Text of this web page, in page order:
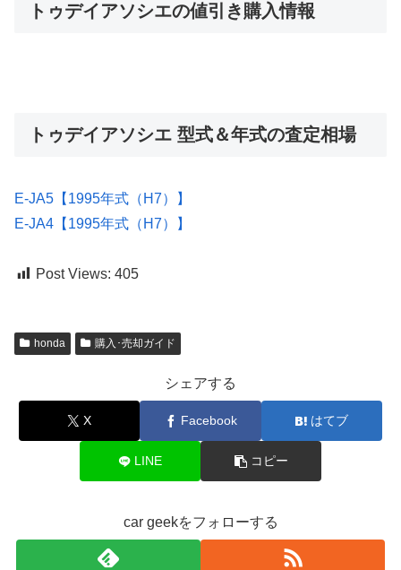
トゥデイアソシエの値引き購入情報
トゥデイアソシエ 型式＆年式の査定相場
E-JA5【1995年式（H7）】
E-JA4【1995年式（H7）】
Post Views: 405
honda 購入･売却ガイド
シェアする
X Facebook はてブ
LINE コピー
car geekをフォローする